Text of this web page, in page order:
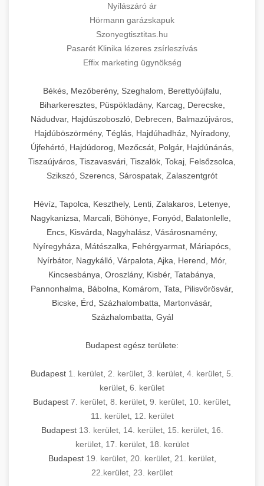
Nyílászáró ár
Hörmann garázskapuk
Szonyegtisztitas.hu
Pasarét Klinika lézeres zsírleszívás
Effix marketing ügynökség
Békés, Mezőberény, Szeghalom, Berettyóújfalu,
Biharkeresztes, Püspökladány, Karcag, Derecske,
Nádudvar, Hajdúszoboszló, Debrecen, Balmazújváros,
Hajdúböszörmény, Téglás, Hajdúhadház, Nyíradony,
Újfehértó, Hajdúdorog, Mezőcsát, Polgár, Hajdúnánás,
Tiszaújváros, Tiszavasvári, Tiszalök, Tokaj, Felsőzsolca,
Szikszó, Szerencs, Sárospatak, Zalaszentgrót
Hévíz, Tapolca, Keszthely, Lenti, Zalakaros, Letenye,
Nagykanizsa, Marcali, Böhönye, Fonyód, Balatonlelle,
Encs, Kisvárda, Nagyhalász, Vásárosnamény,
Nyíregyháza, Mátészalka, Fehérgyarmat, Máriapócs,
Nyírbátor, Nagykálló, Várpalota, Ajka, Herend, Mór,
Kincsesbánya, Oroszlány, Kisbér, Tatabánya,
Pannonhalma, Bábolna, Komárom, Tata, Pilisvörösvár,
Bicske, Érd, Százhalombatta, Martonvásár,
Százhalombatta, Gyál
Budapest egész területe:
Budapest 1. kerület, 2. kerület, 3. kerület, 4. kerület, 5.
kerület, 6. kerület
Budapest 7. kerület, 8. kerület, 9. kerület, 10. kerület,
11. kerület, 12. kerület
Budapest 13. kerület, 14. kerület, 15. kerület, 16.
kerület, 17. kerület, 18. kerület
Budapest 19. kerület, 20. kerület, 21. kerület,
22.kerület, 23. kerület